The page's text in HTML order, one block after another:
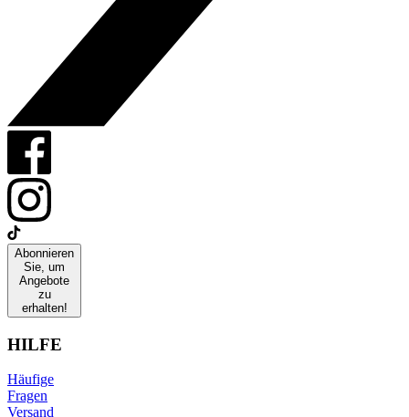
Abonnieren
Sie, um
Angebote
zu
erhalten!
HILFE
Häufige
Fragen
Versand